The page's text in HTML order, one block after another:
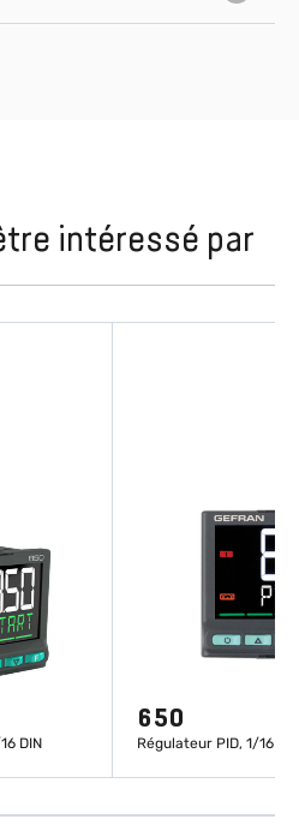
intéressé par
DIN
650
Régulateur PID, 1/16 DIN